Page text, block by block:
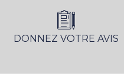
DONNEZ VOTRE AVIS